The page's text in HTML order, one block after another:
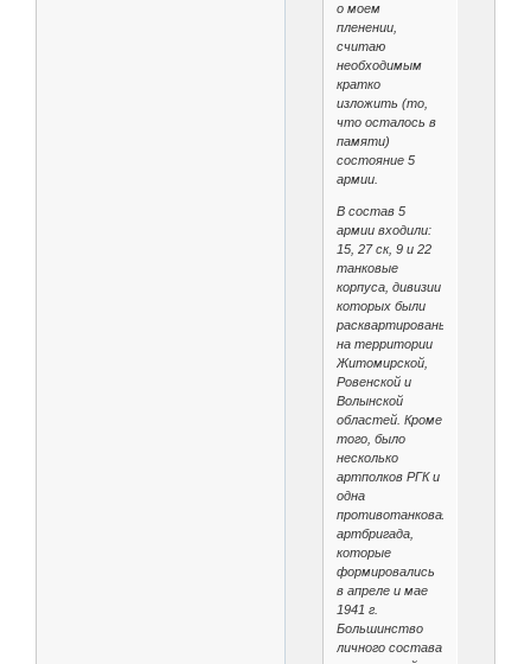
о моем
пленении,
считаю
необходимым
кратко
изложить (то,
что осталось в
памяти)
состояние 5
армии.
В состав 5
армии входили:
15, 27 ск, 9 и 22
танковые
корпуса, дивизии
которых были
расквартированы
на территории
Житомирской,
Ровенской и
Волынской
областей. Кроме
того, было
несколько
артполков РГК и
одна
противотанковая
артбригада,
которые
формировались
в апреле и мае
1941 г.
Большинство
личного состава